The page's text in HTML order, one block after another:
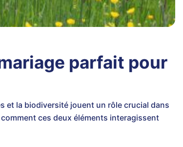
parfait pour
et la biodiversité jouent un rôle crucial dans
ces deux éléments interagissent